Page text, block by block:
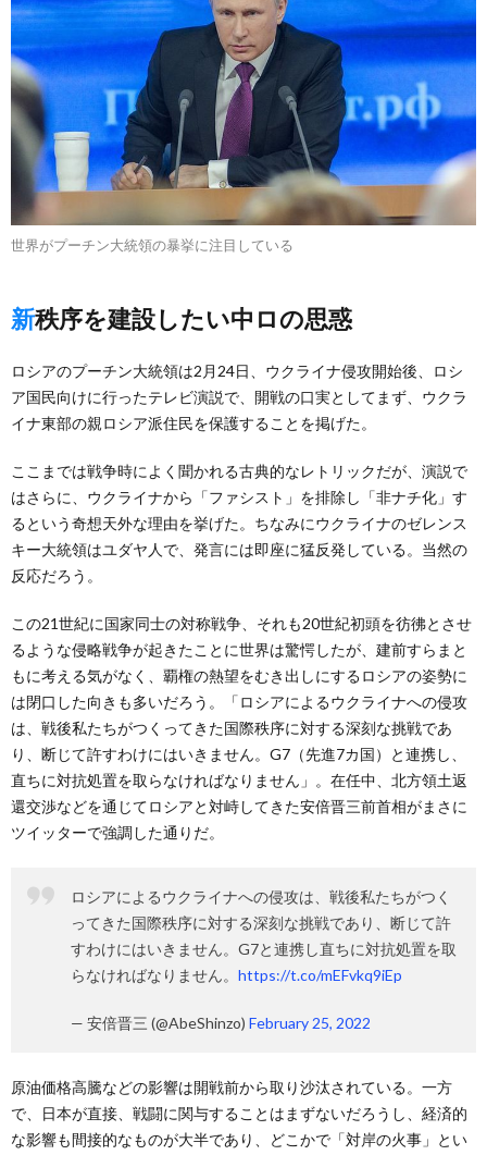
世界がプーチン大統領の暴挙に注目している
新秩序を建設したい中ロの思惑
ロシアのプーチン大統領は2月24日、ウクライナ侵攻開始後、ロシ
ア国民向けに行ったテレビ演説で、開戦の口実としてまず、ウクラ
イナ東部の親ロシア派住民を保護することを掲げた。
ここまでは戦争時によく聞かれる古典的なレトリックだが、演説で
はさらに、ウクライナから「ファシスト」を排除し「非ナチ化」す
るという奇想天外な理由を挙げた。ちなみにウクライナのゼレンス
キー大統領はユダヤ人で、発言には即座に猛反発している。当然の
反応だろう。
この21世紀に国家同士の対称戦争、それも20世紀初頭を彷彿とさせ
るような侵略戦争が起きたことに世界は驚愕したが、建前すらまと
もに考える気がなく、覇権の熱望をむき出しにするロシアの姿勢に
は閉口した向きも多いだろう。「ロシアによるウクライナへの侵攻
は、戦後私たちがつくってきた国際秩序に対する深刻な挑戦であ
り、断じて許すわけにはいきません。G7（先進7カ国）と連携し、
直ちに対抗処置を取らなければなりません」。在任中、北方領土返
還交渉などを通じてロシアと対峙してきた安倍晋三前首相がまさに
ツイッターで強調した通りだ。
ロシアによるウクライナへの侵攻は、戦後私たちがつく
ってきた国際秩序に対する深刻な挑戦であり、断じて許
すわけにはいきません。G7と連携し直ちに対抗処置を取
らなければなりません。 https://t.co/mEFvkq9iEp
— 安倍晋三 (@AbeShinzo) February 25, 2022
原油価格高騰などの影響は開戦前から取り沙汰されている。一方
で、日本が直接、戦闘に関与することはまずないだろうし、経済的
な影響も間接的なものが大半であり、どこかで「対岸の火事」とい